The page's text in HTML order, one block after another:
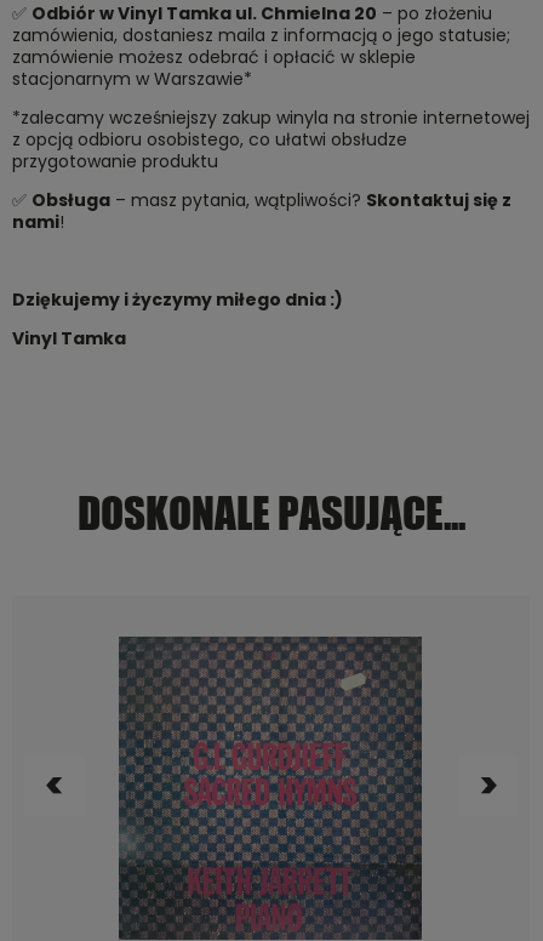
✅ Odbiór w Vinyl Tamka ul. Chmielna 20 – po złożeniu
zamówienia, dostaniesz maila z informacją o jego statusie;
zamówienie możesz odebrać i opłacić w sklepie
stacjonarnym w Warszawie*
*zalecamy wcześniejszy zakup winyla na stronie internetowej
z opcją odbioru osobistego, co ułatwi obsłudze
przygotowanie produktu
✅ Obsługa – masz pytania, wątpliwości? Skontaktuj się z
nami!
Dziękujemy i życzymy miłego dnia :)
Vinyl Tamka
DOSKONALE PASUJĄCE...
POWIADOM O DOSTĘPNOŚCI